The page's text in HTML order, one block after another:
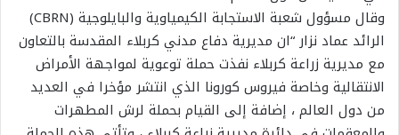
وقال مسؤول شعبة الاستجابة الكيمياوية والبايلوجية (CBRN)
الرائد عماد نزار “ان مديرية دفاع مدني كربلاء المقدسة بالتعاون
مع مديرية زراعة كربلاء نفذت حملة توعوية لمواجهة الأمراض
الانتقالية وخاصة فيروس كورونا الذي انتشر مؤخرا في العديد
من دول العالم ، إضافة إلى القيام بحملة لرش المطهرات